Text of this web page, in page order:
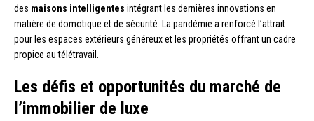
des maisons intelligentes intégrant les dernières innovations en
matière de domotique et de sécurité. La pandémie a renforcé l’attrait
pour les espaces extérieurs généreux et les propriétés offrant un cadre
propice au télétravail.
Les défis et opportunités du marché de
l’immobilier de luxe